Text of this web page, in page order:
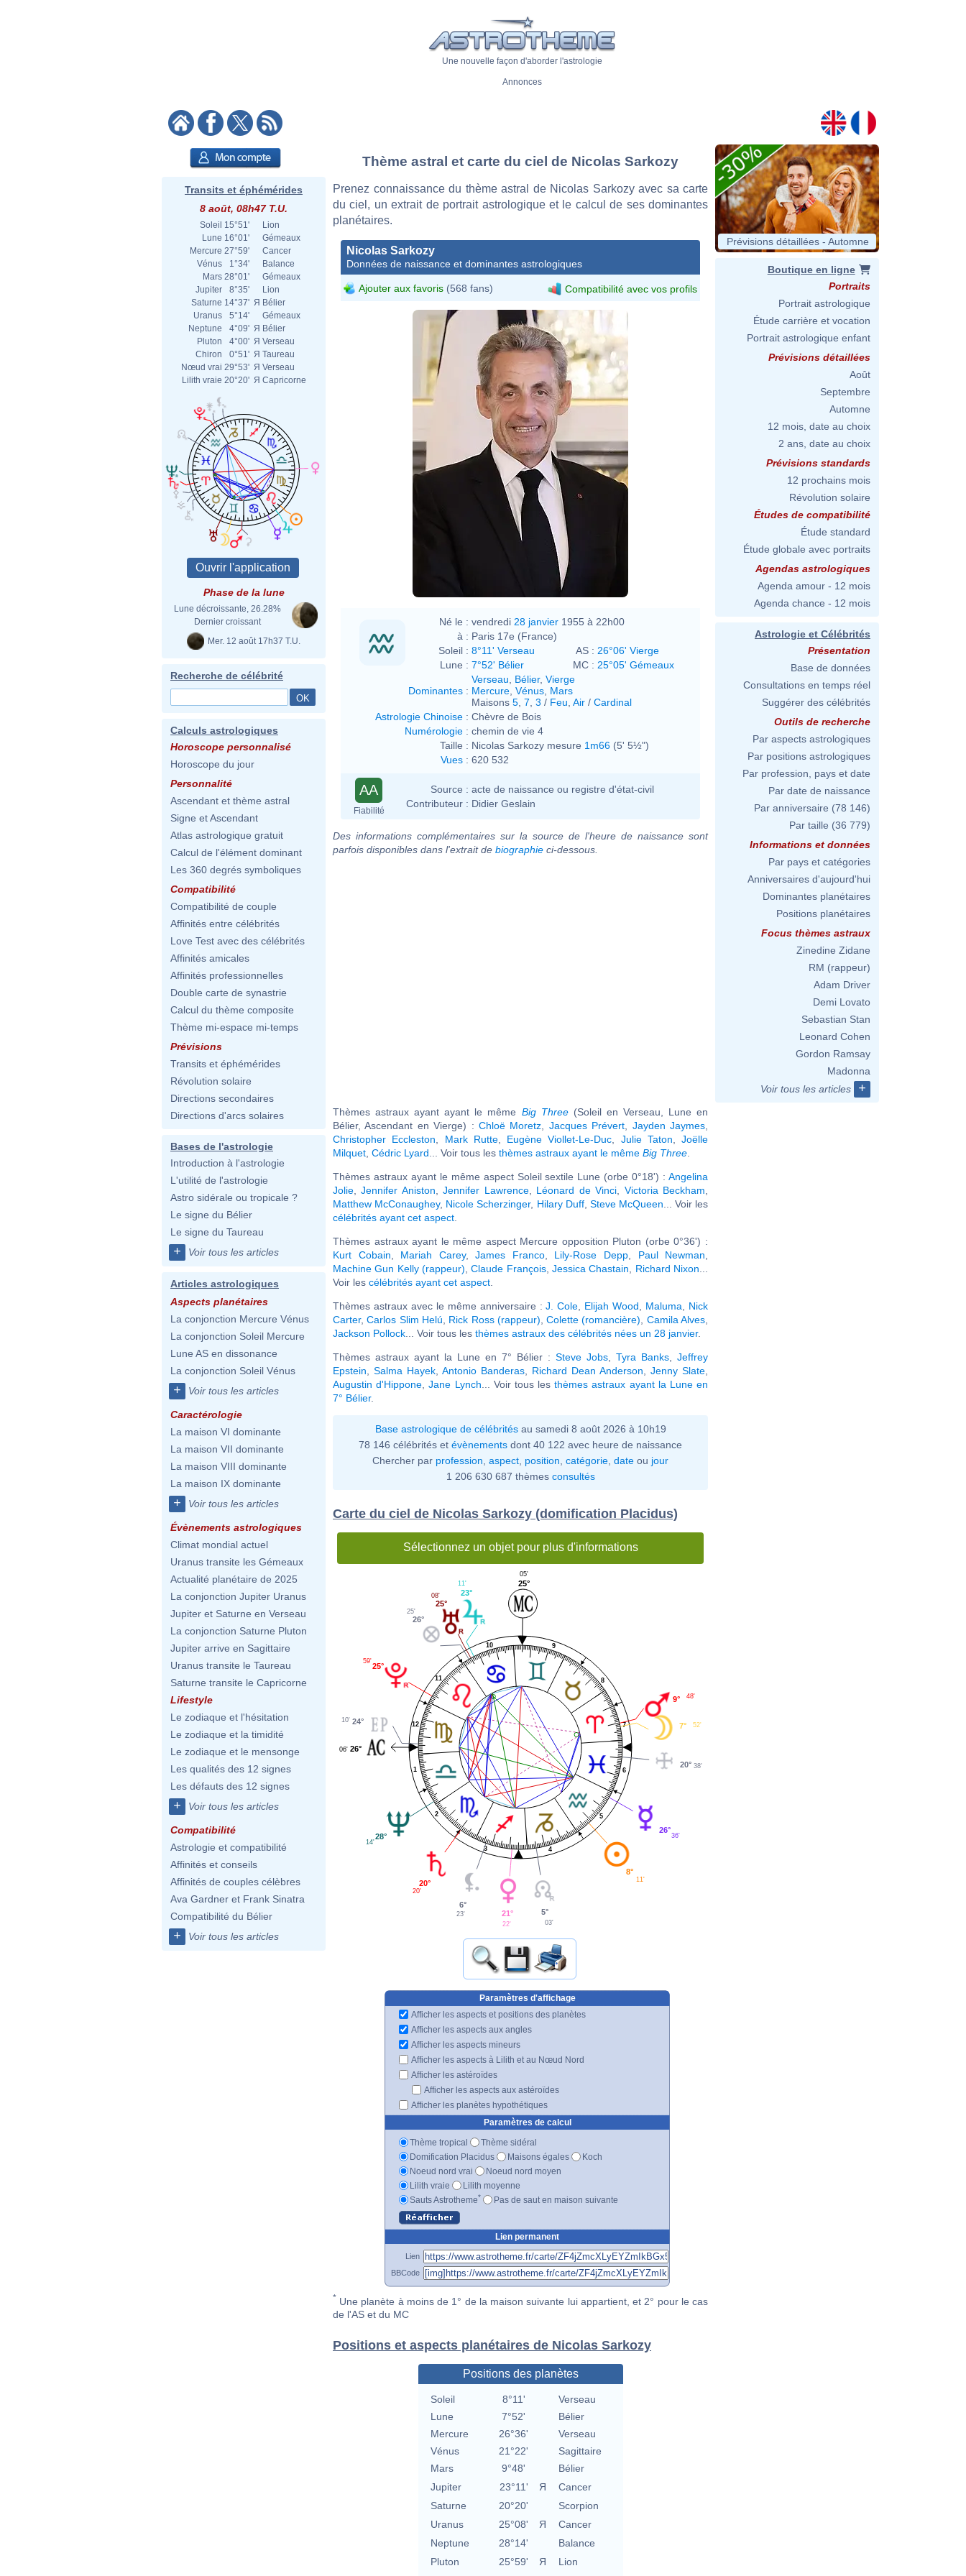
Une nouvelle façon d'aborder l'astrologie
Annonces
Transits et éphémérides
8 août, 08h47 T.U.
Soleil 15°51'
Lion
Lune 16°01'
Gémeaux
Mercure 27°59'
Cancer
Vénus
1°34'
Balance
Mars 28°01'
Gémeaux
Jupiter
8°35'
Lion
Saturne 14°37' Я Bélier
Uranus
5°14'
Gémeaux
Neptune
4°09' Я Bélier
Pluton
4°00' Я Verseau
Chiron
0°51' Я Taureau
Nœud vrai 29°53' Я Verseau
Lilith vraie 20°20' Я Capricorne
Phase de la lune
Lune décroissante, 26.28%
Dernier croissant
Mer. 12 août 17h37 T.U.
Recherche de célébrité
Calculs astrologiques
Horoscope personnalisé
Horoscope du jour
Personnalité
Ascendant et thème astral
Signe et Ascendant
Atlas astrologique gratuit
Calcul de l'élément dominant
Les 360 degrés symboliques
Compatibilité
Compatibilité de couple
Affinités entre célébrités
Love Test avec des célébrités
Affinités amicales
Affinités professionnelles
Double carte de synastrie
Calcul du thème composite
Thème mi-espace mi-temps
Prévisions
Transits et éphémérides
Révolution solaire
Directions secondaires
Directions d'arcs solaires
Bases de l'astrologie
Introduction à l'astrologie
L'utilité de l'astrologie
Astro sidérale ou tropicale ?
Le signe du Bélier
Le signe du Taureau
+ Voir tous les articles
Articles astrologiques
Aspects planétaires
La conjonction Mercure Vénus
La conjonction Soleil Mercure
Lune AS en dissonance
La conjonction Soleil Vénus
+ Voir tous les articles
Caractérologie
La maison VI dominante
La maison VII dominante
La maison VIII dominante
La maison IX dominante
+ Voir tous les articles
Évènements astrologiques
Climat mondial actuel
Uranus transite les Gémeaux
Actualité planétaire de 2025
La conjonction Jupiter Uranus
Jupiter et Saturne en Verseau
La conjonction Saturne Pluton
Jupiter arrive en Sagittaire
Uranus transite le Taureau
Saturne transite le Capricorne
Lifestyle
Le zodiaque et l'hésitation
Le zodiaque et la timidité
Le zodiaque et le mensonge
Les qualités des 12 signes
Les défauts des 12 signes
+ Voir tous les articles
Compatibilité
Astrologie et compatibilité
Affinités et conseils
Affinités de couples célèbres
Ava Gardner et Frank Sinatra
Compatibilité du Bélier
+ Voir tous les articles
Thème astral et carte du ciel de Nicolas Sarkozy
Prenez connaissance du thème astral de Nicolas Sarkozy avec sa carte
du ciel, un extrait de portrait astrologique et le calcul de ses dominantes
planétaires.
Nicolas Sarkozy
Données de naissance et dominantes astrologiques
Ajouter aux favoris (568 fans) Compatibilité avec vos profils
Né le : vendredi 28 janvier 1955 à 22h00
à : Paris 17e (France)
Soleil : 8°11' Verseau AS : 26°06' Vierge
Lune : 7°52' Bélier MC : 25°05' Gémeaux
Dominantes :
Verseau Bélier, Vierge
Mercure Vénus Mars
Maisons 5 7 3 / Feu Air / Cardinal
Astrologie Chinoise : Chèvre de Bois
Numérologie : chemin de vie 4
Taille : Nicolas Sarkozy mesure 1m66 (5' 5½")
Vues : 620 532
AA
Fiabilité
Source : acte de naissance ou registre d'état-civil
Contributeur : Didier Geslain
Des informations complémentaires sur la source de l'heure de naissance sont
parfois disponibles dans l'extrait de biographie ci-dessous.
Thèmes astraux ayant ayant le même Big Three(Soleil en Verseau, Lune en
Bélier, Ascendant en Vierge) : Chloë Moretz Jacques Prévert Jayden Jaymes
Christopher Eccleston
Mark Rutte, Eugène Viollet-Le-Duc Julie Taton
Joëlle
Milquet Cédric Lyard ... Voir tous les thèmes astraux ayant le même Big Three
Thèmes astraux ayant le même aspect Soleil sextile Lune (orbe 0°18') : Angelina
Jolie ,Jennifer Aniston ,Jennifer Lawrence, Léonard de Vinci Victoria Beckham
Matthew McConaughey, Nicole Scherzinger, Hilary Duff, Steve McQueen ... Voir les
célébrités ayant cet aspect
Thèmes astraux ayant le même aspect Mercure opposition Pluton (orbe 0°36') :
Kurt Cobain
Mariah Carey,James Franco, Lily-Rose Depp, Paul Newman
Machine Gun Kelly (rappeur) ,Claude François,Jessica Chastain Richard Nixon
Voir les célébrités ayant cet aspect
Thèmes astraux avec le même anniversaire :J. Cole Elijah Wood Maluma
Nick
Carter,Carlos Slim Helú Rick Ross (rappeur) ,Colette (romancière) Camila Alves
Jackson Pollock ... Voir tous les thèmes astraux des célébrités nées un 28 janvier.
Thèmes astraux ayant la Lune en 7° Bélier : Steve Jobs Tyra Banks
Jeffrey
Epstein
Salma Hayek Antonio Banderas Richard Dean Anderson Jenny Slate
Augustin d'Hippone ,Jane Lynch ... Voir tous lesthèmes astraux ayant la Lune en
7° Bélier.
Base astrologique de célébritésau samedi 8 août 2026 à 10h19
78 146 célébrités et évènements dont 40 122 avec heure de naissance
Chercher par profession aspect position catégorie date ou jour
1 206 630 687 thèmes consultés
Carte du ciel de Nicolas Sarkozy (domification Placidus)
Sélectionnez un objet pour plus d'informations
1
2
3 4
5
6
7
8
9
10
11
12 7° 52'
9° 48'
25°
05'
23°
11'
25°
08'
26°
25'
25°
59'
24°
10'
26°
06'
28°
14'
20°
20'
6°
23' 21°
22'
5°
03'
8°
11'
26°
36'
20° 38'
Paramètres d'affichage
Afficher les aspects et positions des planètes
Afficher les aspects aux angles
Afficher les aspects mineurs
Afficher les aspects à Lilith et au Nœud Nord
Afficher les astéroïdes
Afficher les aspects aux astéroïdes
Afficher les planètes hypothétiques
Paramètres de calcul
Thème tropical
Thème sidéral
Domification Placidus
Maisons égales
Koch
Noeud nord vrai
Noeud nord moyen
Lilith vraie
Lilith moyenne
Sauts Astrotheme* Pas de saut en maison suivante
Lien permanent
Lien
BBCode
* Une planète à moins de 1° de la maison suivante lui appartient, et 2° pour le cas
de l'AS et du MC
Positions et aspects planétaires de Nicolas Sarkozy
Positions des planètes
Soleil 8°11'
Verseau
Lune
7°52'
Bélier
Mercure
26°36'
Verseau
Vénus
21°22'
Sagittaire
Mars
9°48'
Bélier
Jupiter
23°11' Я
Cancer
Saturne
20°20'
Scorpion
Uranus
25°08' Я
Cancer
Neptune
28°14'
Balance
Pluton
25°59' Я
Lion
Prévisions détaillées - Automne
Boutique en ligne
Portraits
Portrait astrologique
Étude carrière et vocation
Portrait astrologique enfant
Prévisions détaillées
Août
Septembre
Automne
12 mois, date au choix
2 ans, date au choix
Prévisions standards
12 prochains mois
Révolution solaire
Études de compatibilité
Étude standard
Étude globale avec portraits
Agendas astrologiques
Agenda amour - 12 mois
Agenda chance - 12 mois
Astrologie et Célébrités
Présentation
Base de données
Consultations en temps réel
Suggérer des célébrités
Outils de recherche
Par aspects astrologiques
Par positions astrologiques
Par profession, pays et date
Par date de naissance
Par anniversaire (78 146)
Par taille (36 779)
Informations et données
Par pays et catégories
Anniversaires d'aujourd'hui
Dominantes planétaires
Positions planétaires
Focus thèmes astraux
Zinedine Zidane
RM (rappeur)
Adam Driver
Demi Lovato
Sebastian Stan
Leonard Cohen
Gordon Ramsay
Madonna
Voir tous les articles
+